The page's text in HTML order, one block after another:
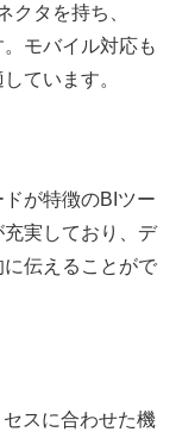
クタを持ち、
モバイル対応も
ています。
が特徴のBIツー
実しており、デ
伝えることがで
スに合わせた機